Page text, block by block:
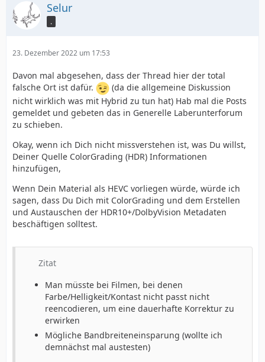
Selur
.
23. Dezember 2022 um 17:53
Davon mal abgesehen, dass der Thread hier der total
falsche Ort ist dafür.
(da die allgemeine Diskussion
nicht wirklich was mit Hybrid zu tun hat) Hab mal die Posts
gemeldet und gebeten das in Generelle Laberunterforum
zu schieben.
Okay, wenn ich Dich nicht missverstehen ist, was Du willst,
Deiner Quelle ColorGrading (HDR) Informationen
hinzufügen,
Wenn Dein Material als HEVC vorliegen würde, würde ich
sagen, dass Du Dich mit ColorGrading und dem Erstellen
und Austauschen der HDR10+/DolbyVision Metadaten
beschäftigen solltest.
Zitat
Man müsste bei Filmen, bei denen
Farbe/Helligkeit/Kontast nicht passt nicht
reencodieren, um eine dauerhafte Korrektur zu
erwirken
Mögliche Bandbreiteneinsparung (wollte ich
demnächst mal austesten)